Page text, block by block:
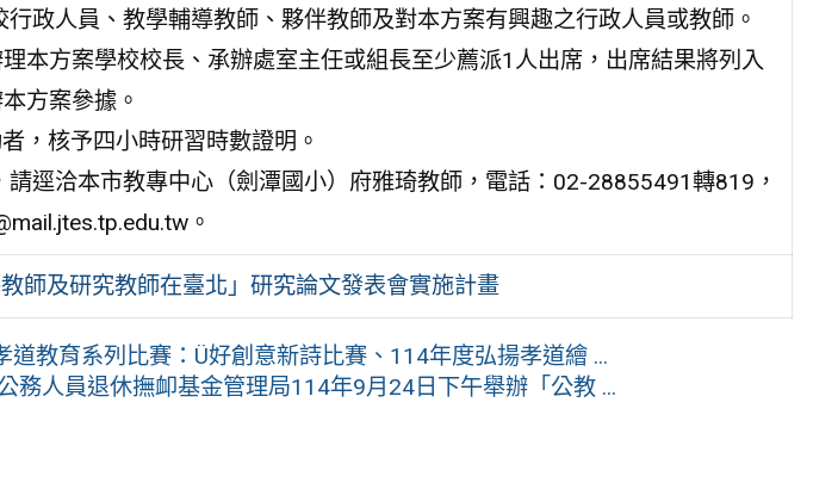
行政人員、教學輔導教師、夥伴教師及對本方案有興趣之行政人員或教師。
本方案學校校長、承辦處室主任或組長至少薦派1人出席，出席結果將列入
方案參據。
，核予四小時研習時數證明。
請逕洽本市教專中心（劍潭國小）府雅琦教師，電話：02-28855491轉819，
。
教師及研究教師在臺北」研究論文發表會實施計畫
道教育系列比賽：Ü好創意新詩比賽、114年度弘揚孝道繪 ...
務人員退休撫卹基金管理局114年9月24日下午舉辦「公教 ...